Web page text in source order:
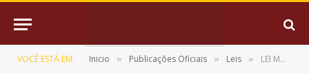
VOCÊ ESTÁ EM: Inicio » Publicações Oficiais » Leis » LEI MUNICIPAL Nº 286/2023 DE 13 DE FEVEREIRO DE 2023 (INSTITUI O DIA 28 DE AGOSTO COMO DIA MUNICIPAL DE PREVENÇÃO AOS ACIDENTES DE MOTOR COM ESCALPELAMENTO E DÁ OUTRAS PROVIDÊNCIAS)